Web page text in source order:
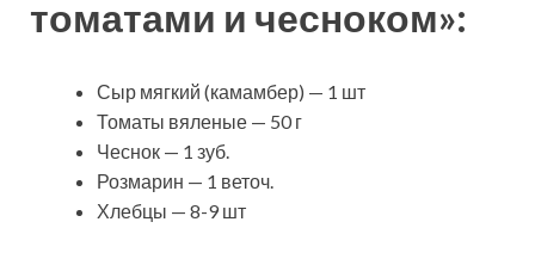
томатами и чесноком»:
Сыр мягкий (камамбер) — 1 шт
Томаты вяленые — 50 г
Чеснок — 1 зуб.
Розмарин — 1 веточ.
Хлебцы — 8-9 шт